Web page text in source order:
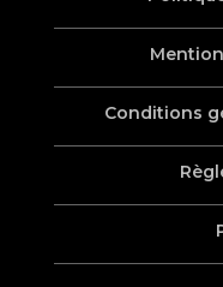
Conditions